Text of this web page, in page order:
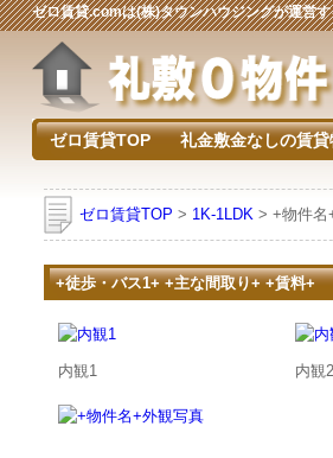
ゼロ賃貸.comは(株)タウンハウジングが運営
ゼロ賃貸TOP 礼金敷金なしの賃
ゼロ賃貸TOP > 1K-1LDK > +物件名
+徒歩・バス1+ +主な間取り+ +賃料+
内観1 内観2